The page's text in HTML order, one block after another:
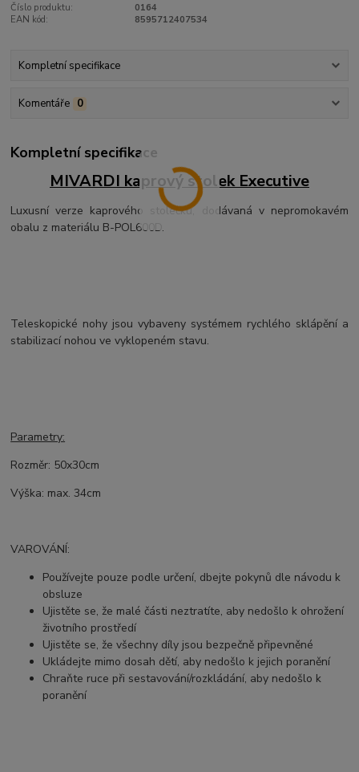
Číslo produktu:
0164
EAN kód:
8595712407534
Kompletní specifikace
Komentáře 0
Kompletní specifikace
MIVARDI kaprový stolek Executive
Luxusní verze kaprového stolečku, dodávaná v nepromokavém
obalu z materiálu B-POL600D.
Teleskopické nohy jsou vybaveny systémem rychlého sklápění a
stabilizací nohou ve vyklopeném stavu.
Parametry:
Rozměr: 50x30cm
Výška: max. 34cm
VAROVÁNÍ:
Používejte pouze podle určení, dbejte pokynů dle návodu k
obsluze
Ujistěte se, že malé části neztratíte, aby nedošlo k ohrožení
životního prostředí
Ujistěte se, že všechny díly jsou bezpečně připevněné
Ukládejte mimo dosah dětí, aby nedošlo k jejich poranění
Chraňte ruce při sestavování/rozkládání, aby nedošlo k
poranění